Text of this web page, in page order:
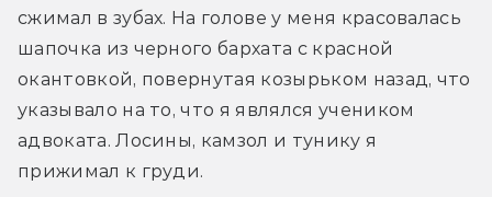
сжимал в зубах. На голове у меня красовалась
шапочка из черного бархата с красной
окантовкой, повернутая козырьком назад, что
указывало на то, что я являлся учеником
адвоката. Лосины, камзол и тунику я
прижимал к груди.